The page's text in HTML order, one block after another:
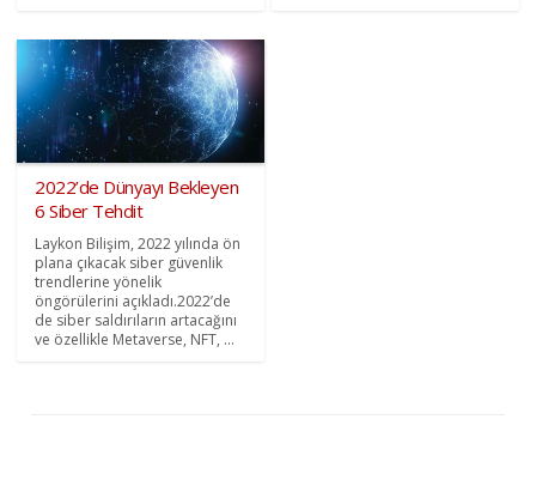
2022’de Dünyayı Bekleyen
6 Siber Tehdit
Laykon Bilişim, 2022 yılında ön
plana çıkacak siber güvenlik
trendlerine yönelik
öngörülerini açıkladı.2022’de
de siber saldırıların artacağını
ve özellikle Metaverse, NFT, ...